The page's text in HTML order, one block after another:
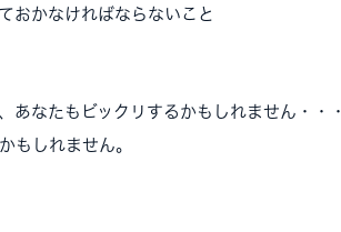
おかなければならないこと
なたもビックリするかもしれません・・・
もしれません。